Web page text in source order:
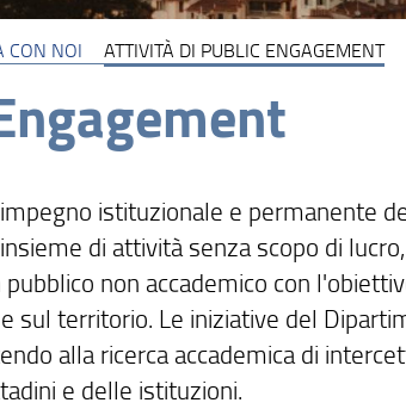
CON NOI ATTIVITÀ DI PUBLIC ENGAGEMENT
istituzionale e permanente
di attività senza scopo di
non accademico con
sul territorio. Le iniziative del
alla ricerca accademica di
e delle istituzioni.